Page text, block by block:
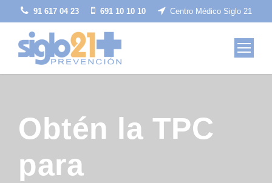
91 617 04 23 691 10 10 10 Centro Médico Siglo 21
Obtén la TPC
para